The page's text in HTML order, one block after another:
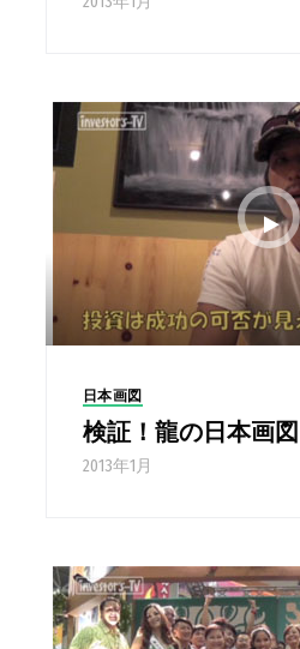
日本画図
検証！龍の日本画
2013年1月